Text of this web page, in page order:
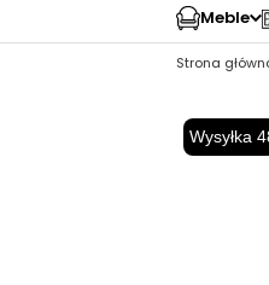
Meble
Strona
Wysyłka